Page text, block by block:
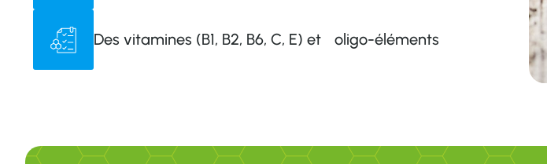
Des vitamines (B1, B2, B6, C, E) et oligo-éléments